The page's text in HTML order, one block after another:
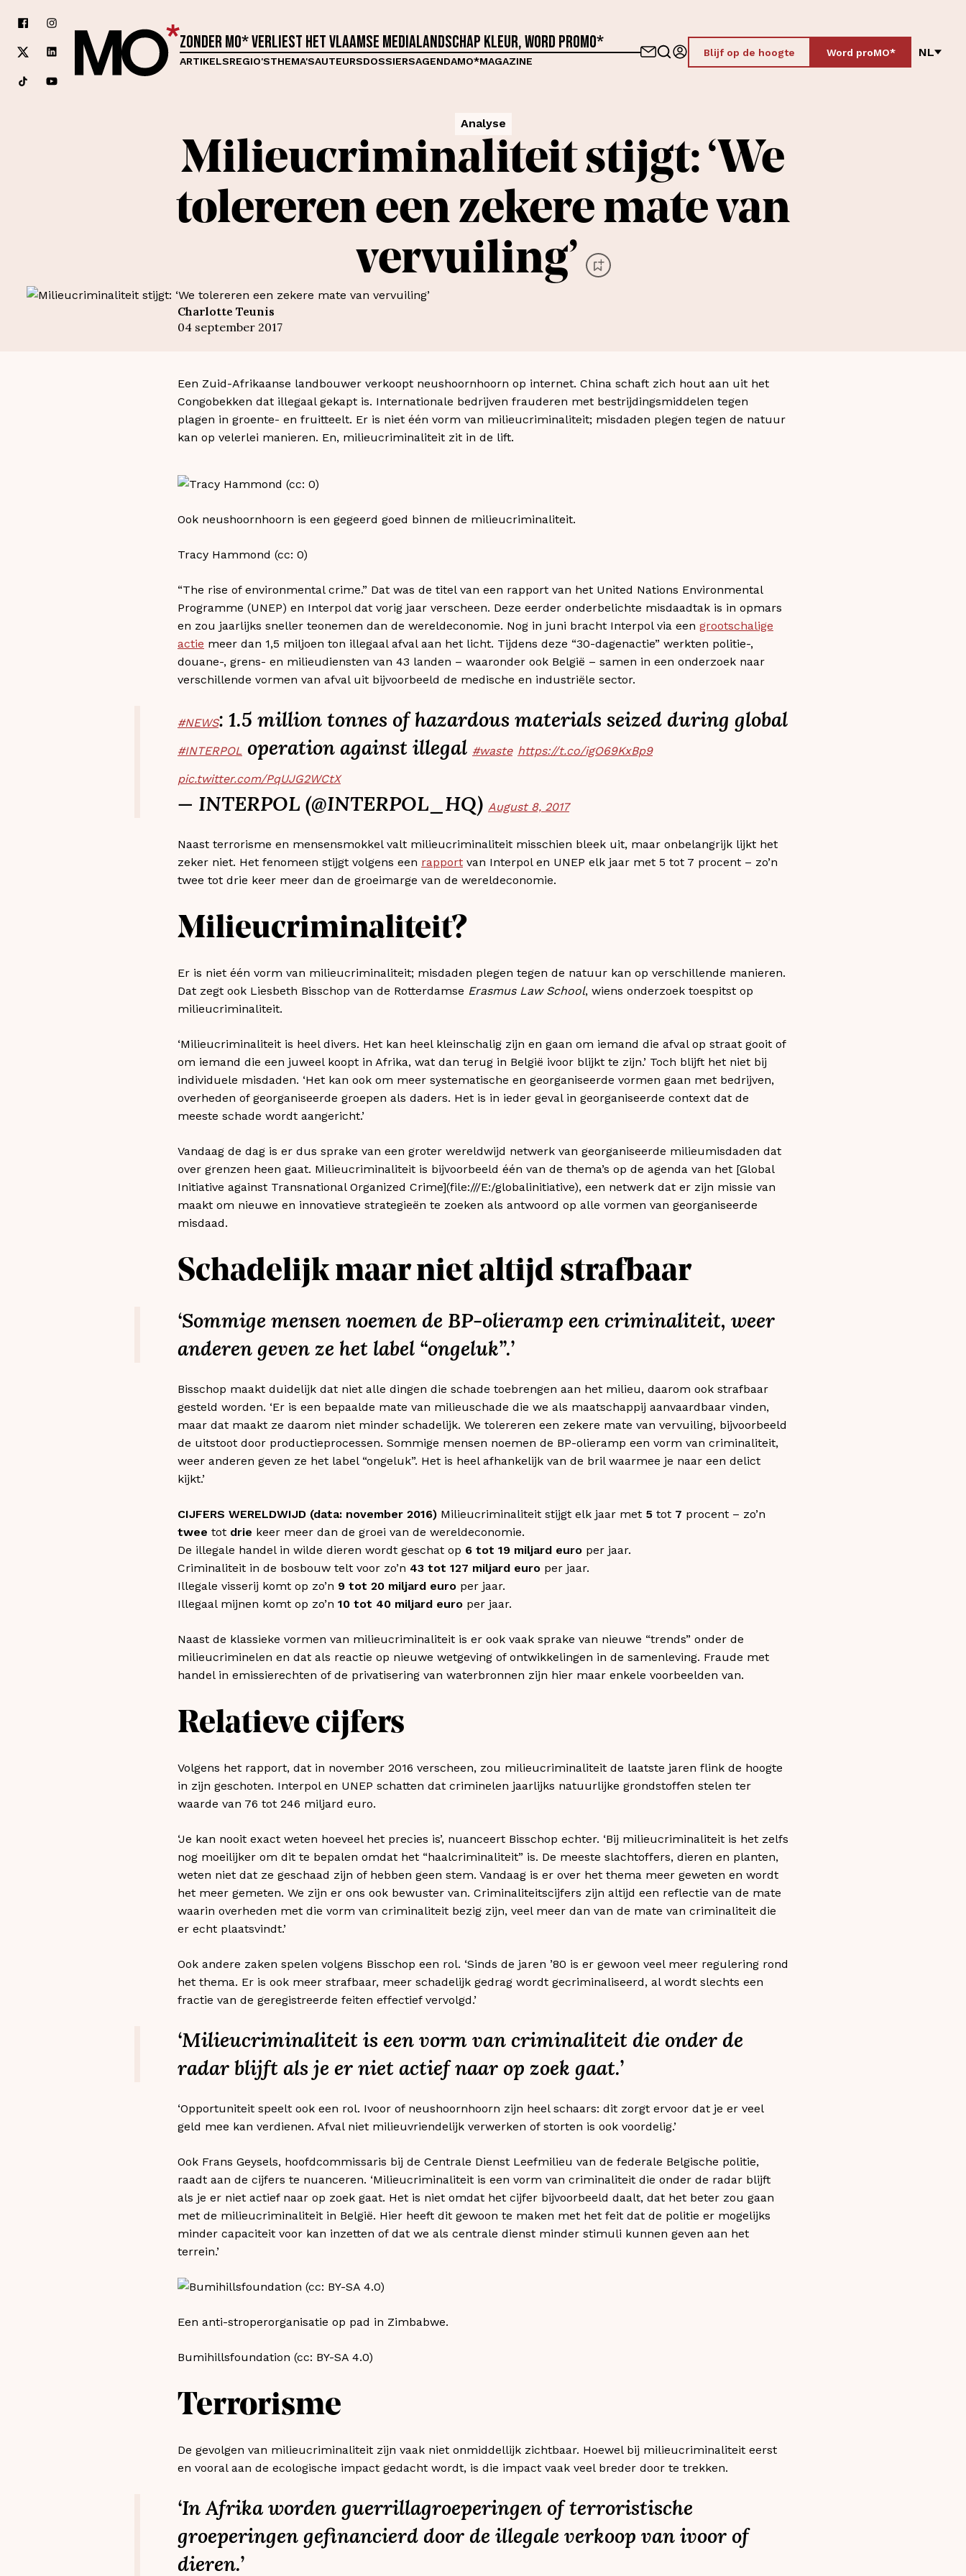
Zonder MO* verliest het Vlaamse medialandschap kleur, word proMO*
ARTIKELSREGIO'STHEMA'SAUTEURSDOSSIERSAGENDAMO*MAGAZINE
Blijf op de hoogte Word proMO* NL
Analyse
Milieucriminaliteit stijgt: ‘We
tolereren een zekere mate van
vervuiling’
Charlotte Teunis
04 september 2017
Een Zuid-Afrikaanse landbouwer verkoopt neushoornhoorn op internet. China schaft zich hout aan uit het
Congobekken dat illegaal gekapt is. Internationale bedrijven frauderen met bestrijdingsmiddelen tegen
plagen in groente- en fruitteelt. Er is niet één vorm van milieucriminaliteit; misdaden plegen tegen de natuur
kan op velerlei manieren. En, milieucriminaliteit zit in de lift.
Ook neushoornhoorn is een gegeerd goed binnen de milieucriminaliteit.
Tracy Hammond (cc: 0)​
“The rise of environmental crime.” Dat was de titel van een rapport van het United Nations Environmental
Programme (UNEP) en Interpol dat vorig jaar verscheen. Deze eerder onderbelichte misdaadtak is in opmars
en zou jaarlijks sneller teonemen dan de wereldeconomie. Nog in juni bracht Interpol via een grootschalige
actie meer dan 1,5 miljoen ton illegaal afval aan het licht. Tijdens deze “30-dagenactie” werkten politie-,
douane-, grens- en milieudiensten van 43 landen – waaronder ook België – samen in een onderzoek naar
verschillende vormen van afval uit bijvoorbeeld de medische en industriële sector.
#NEWS: 1.5 million tonnes of hazardous materials seized during global
#INTERPOL operation against illegal #waste https://t.co/igO69KxBp9
pic.twitter.com/PqUJG2WCtX
— INTERPOL (@INTERPOL_HQ) August 8, 2017
Naast terrorisme en mensensmokkel valt milieucriminaliteit misschien bleek uit, maar onbelangrijk lijkt het
zeker niet. Het fenomeen stijgt volgens een rapport van Interpol en UNEP elk jaar met 5 tot 7 procent – zo’n
twee tot drie keer meer dan de groeimarge van de wereldeconomie.
Milieucriminaliteit?
Er is niet één vorm van milieucriminaliteit; misdaden plegen tegen de natuur kan op verschillende manieren.
Dat zegt ook Liesbeth Bisschop van de Rotterdamse Erasmus Law School, wiens onderzoek toespitst op
milieucriminaliteit.
‘Milieucriminaliteit is heel divers. Het kan heel kleinschalig zijn en gaan om iemand die afval op straat gooit of
om iemand die een juweel koopt in Afrika, wat dan terug in België ivoor blijkt te zijn.’ Toch blijft het niet bij
individuele misdaden. ‘Het kan ook om meer systematische en georganiseerde vormen gaan met bedrijven,
overheden of georganiseerde groepen als daders. Het is in ieder geval in georganiseerde context dat de
meeste schade wordt aangericht.’
Vandaag de dag is er dus sprake van een groter wereldwijd netwerk van georganiseerde milieumisdaden dat
over grenzen heen gaat. Milieucriminaliteit is bijvoorbeeld één van de thema’s op de agenda van het [Global
Initiative against Transnational Organized Crime](file:///E:/globalinitiative), een netwerk dat er zijn missie van
maakt om nieuwe en innovatieve strategieën te zoeken als antwoord op alle vormen van georganiseerde
misdaad.
Schadelijk maar niet altijd strafbaar
‘Sommige mensen noemen de BP-olieramp een criminaliteit, weer
anderen geven ze het label “ongeluk”.’
Bisschop maakt duidelijk dat niet alle dingen die schade toebrengen aan het milieu, daarom ook strafbaar
gesteld worden. ‘Er is een bepaalde mate van milieuschade die we als maatschappij aanvaardbaar vinden,
maar dat maakt ze daarom niet minder schadelijk. We tolereren een zekere mate van vervuiling, bijvoorbeeld
de uitstoot door productieprocessen. Sommige mensen noemen de BP-olieramp een vorm van criminaliteit,
weer anderen geven ze het label “ongeluk”. Het is heel afhankelijk van de bril waarmee je naar een delict
kijkt.’
CIJFERS WERELDWIJD (data: november 2016) Milieucriminaliteit stijgt elk jaar met 5 tot 7 procent – zo’n
twee tot drie keer meer dan de groei van de wereldeconomie.
De illegale handel in wilde dieren wordt geschat op 6 tot 19 miljard euro per jaar.
Criminaliteit in de bosbouw telt voor zo’n 43 tot 127 miljard euro per jaar.
Illegale visserij komt op zo’n 9 tot 20 miljard euro per jaar.
Illegaal mijnen komt op zo’n 10 tot 40 miljard euro per jaar.
Naast de klassieke vormen van milieucriminaliteit is er ook vaak sprake van nieuwe “trends” onder de
milieucriminelen en dat als reactie op nieuwe wetgeving of ontwikkelingen in de samenleving. Fraude met
handel in emissierechten of de privatisering van waterbronnen zijn hier maar enkele voorbeelden van.
Relatieve cijfers
Volgens het rapport, dat in november 2016 verscheen, zou milieucriminaliteit de laatste jaren flink de hoogte
in zijn geschoten. Interpol en UNEP schatten dat criminelen jaarlijks natuurlijke grondstoffen stelen ter
waarde van 76 tot 246 miljard euro.
‘Je kan nooit exact weten hoeveel het precies is’, nuanceert Bisschop echter. ‘Bij milieucriminaliteit is het zelfs
nog moeilijker om dit te bepalen omdat het “haalcriminaliteit” is. De meeste slachtoffers, dieren en planten,
weten niet dat ze geschaad zijn of hebben geen stem. Vandaag is er over het thema meer geweten en wordt
het meer gemeten. We zijn er ons ook bewuster van. Criminaliteitscijfers zijn altijd een reflectie van de mate
waarin overheden met die vorm van criminaliteit bezig zijn, veel meer dan van de mate van criminaliteit die
er echt plaatsvindt.’
Ook andere zaken spelen volgens Bisschop een rol. ‘Sinds de jaren ’80 is er gewoon veel meer regulering rond
het thema. Er is ook meer strafbaar, meer schadelijk gedrag wordt gecriminaliseerd, al wordt slechts een
fractie van de geregistreerde feiten effectief vervolgd.’
‘Milieucriminaliteit is een vorm van criminaliteit die onder de
radar blijft als je er niet actief naar op zoek gaat.’
‘Opportuniteit speelt ook een rol. Ivoor of neushoornhoorn zijn heel schaars: dit zorgt ervoor dat je er veel
geld mee kan verdienen. Afval niet milieuvriendelijk verwerken of storten is ook voordelig.’
Ook Frans Geysels, hoofdcommissaris bij de Centrale Dienst Leefmilieu van de federale Belgische politie,
raadt aan de cijfers te nuanceren. ‘Milieucriminaliteit is een vorm van criminaliteit die onder de radar blijft
als je er niet actief naar op zoek gaat. Het is niet omdat het cijfer bijvoorbeeld daalt, dat het beter zou gaan
met de milieucriminaliteit in België. Hier heeft dit gewoon te maken met het feit dat de politie er mogelijks
minder capaciteit voor kan inzetten of dat we als centrale dienst minder stimuli kunnen geven aan het
terrein.’
Een anti-stroperorganisatie op pad in Zimbabwe.
Bumihillsfoundation (cc: BY-SA 4.0)​
Terrorisme
De gevolgen van milieucriminaliteit zijn vaak niet onmiddellijk zichtbaar. Hoewel bij milieucriminaliteit eerst
en vooral aan de ecologische impact gedacht wordt, is die impact vaak veel breder door te trekken.
‘In Afrika worden guerrillagroeperingen of terroristische
groeperingen gefinancierd door de illegale verkoop van ivoor of
dieren.’